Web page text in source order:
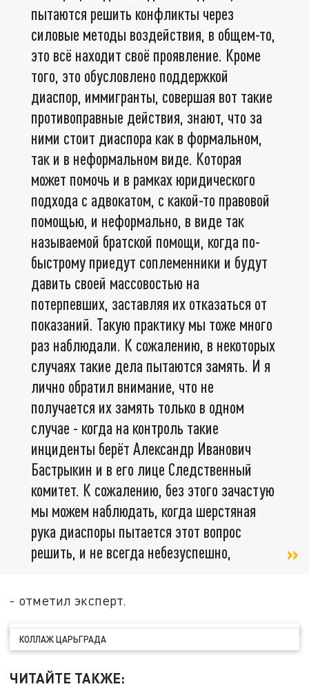
пытаются решить конфликты через
силовые методы воздействия, в общем-то,
это всё находит своё проявление. Кроме
того, это обусловлено поддержкой
диаспор, иммигранты, совершая вот такие
противоправные действия, знают, что за
ними стоит диаспора как в формальном,
так и в неформальном виде. Которая
может помочь и в рамках юридического
подхода с адвокатом, с какой-то правовой
помощью, и неформально, в виде так
называемой братской помощи, когда по-
быстрому приедут соплеменники и будут
давить своей массовостью на
потерпевших, заставляя их отказаться от
показаний. Такую практику мы тоже много
раз наблюдали. К сожалению, в некоторых
случаях такие дела пытаются замять. И я
лично обратил внимание, что не
получается их замять только в одном
случае - когда на контроль такие
инциденты берёт Александр Иванович
Бастрыкин и в его лице Следственный
комитет. К сожалению, без этого зачастую
мы можем наблюдать, когда шерстяная
рука диаспоры пытается этот вопрос
решить, и не всегда небезуспешно,
- отметил эксперт.
КОЛЛАЖ ЦАРЬГРАДА
ЧИТАЙТЕ ТАКЖЕ: